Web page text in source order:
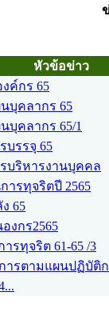
หัวข้อข่าว
ค์กร 65
บุคลากร 65
บุคลากร 65/1
รรจุ 65
บริหารงานบุคคล
ารทุจริตปี 2565
65
งกร2565
รทุจริต 61-65 /3
ารตามแผนปฏิบัติ